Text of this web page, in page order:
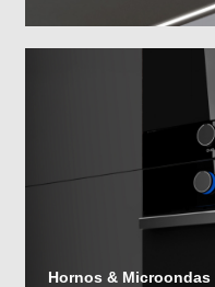
Hornos & Microondas